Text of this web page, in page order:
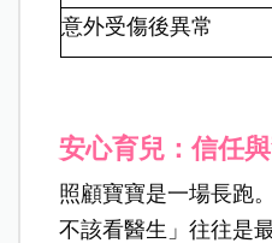
意外受傷後異常
安心育兒：信任
照顧寶寶是一場長跑
不該看醫生」往往是